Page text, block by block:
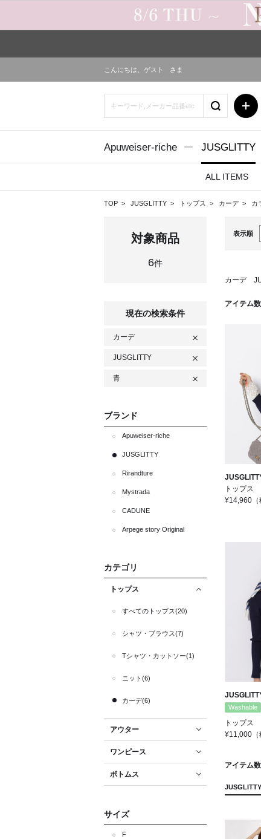
こんにちは、 ゲスト さま
Apuweiser-riche JUSGLITTY
ALL ITEMS
TOP JUSGLITTY トップス カーデ カ
対象商品
6件
現在の検索条件
カーデ
JUSGLITTY
青
ブランド
Apuweiser-riche
JUSGLITTY
Rirandture
Mystrada
CADUNE
Arpege story Original
カテゴリ
トップス
すべてのトップス(20)
シャツ・ブラウス(7)
Tシャツ・カットソー(1)
ニット(6)
カーデ(6)
アウター
ワンピース
ボトムス
サイズ
F
表示順
カーデ
アイテム数
トップス
¥14,960
Washable
トップス
¥11,000
アイテム数